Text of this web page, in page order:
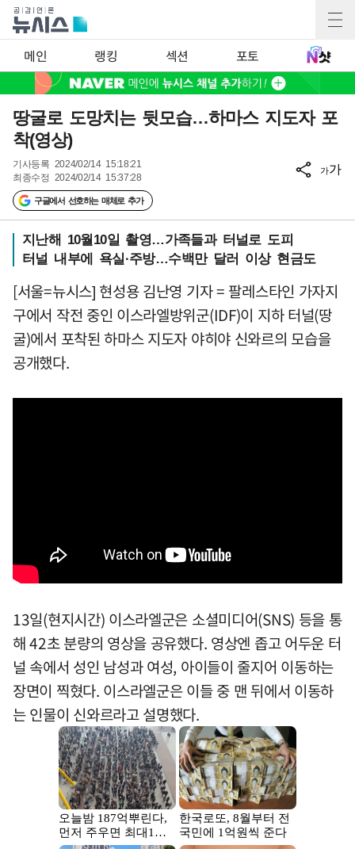
메인 랭킹 섹션 포토
땅굴로 도망치는 뒷모습…하마스 지도자 포
착(영상)
기사등록 2024/02/14 15:18:21
최종수정 2024/02/14 15:37:28
구글에서 선호하는 매체로 추가
가가
지난해 10월10일 촬영…가족들과 터널로 도피
터널 내부에 욕실·주방…수백만 달러 이상 현금도
[서울=뉴시스] 현성용 김난영 기자 = 팔레스타인 가자지
구에서 작전 중인 이스라엘방위군(IDF)이 지하 터널(땅
굴)에서 포착된 하마스 지도자 야히야 신와르의 모습을
공개했다.
13일(현지시간) 이스라엘군은 소셜미디어(SNS) 등을 통
해 42초 분량의 영상을 공유했다. 영상엔 좁고 어두운 터
널 속에서 성인 남성과 여성, 아이들이 줄지어 이동하는
장면이 찍혔다. 이스라엘군은 이들 중 맨 뒤에서 이동하
는 인물이 신와르라고 설명했다.